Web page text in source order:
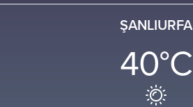
ŞANLIURFA
40°C